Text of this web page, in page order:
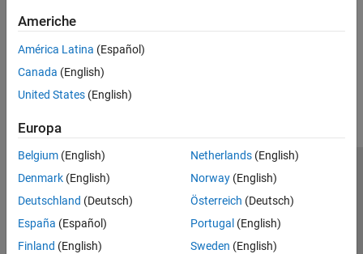
Americhe
América Latina (Español)
Canada (English)
United States (English)
Europa
Belgium (English)
Denmark (English)
Deutschland (Deutsch)
España (Español)
Finland (English)
Netherlands(English)
Norway(English)
Österreich (Deutsch)
Portugal (English)
Sweden (English)
Centro di fiducia
Informativa sulla privacy
Antipirateria
Stato dell'applicazione
Contatti
© 1994-2026 The MathWorks, Inc.